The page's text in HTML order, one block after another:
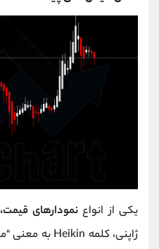
یکی از انواعنمودارهای قیمت،